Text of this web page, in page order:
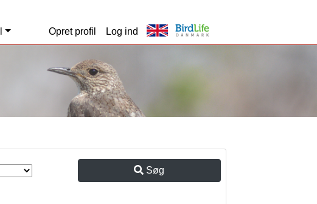
Opret profil Log ind
Søg